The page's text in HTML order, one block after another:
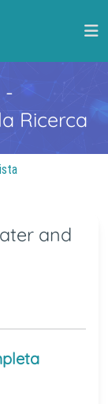
-
Ricerca
and